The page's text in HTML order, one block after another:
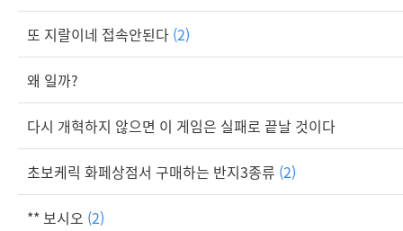
또 지랄이네 접속안된다 (2)
왜 일까?
다시 개혁하지 않으면 이 게임은 실패로 끝날 것이다
초보케릭 화페상점서 구매하는 반지3종류 (2)
** 보시오 (2)